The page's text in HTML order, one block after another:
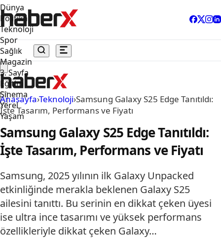
Dünya
Politika
Teknoloji
Spor
Sağlık
Magazin
3. Sayfa
Eğitim
Sinema
Yerel
Yaşam
Anasayfa›Teknoloji›Samsung Galaxy S25 Edge Tanıtıldı:
İşte Tasarım, Performans ve Fiyatı
Samsung Galaxy S25 Edge Tanıtıldı:
İşte Tasarım, Performans ve Fiyatı
Samsung, 2025 yılının ilk Galaxy Unpacked
etkinliğinde merakla beklenen Galaxy S25
ailesini tanıttı. Bu serinin en dikkat çeken üyesi
ise ultra ince tasarımı ve yüksek performans
özellikleriyle dikkat çeken Galaxy…